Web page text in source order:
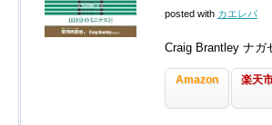
posted with カエレバ
Craig Brantley ナガ
Amazon 楽天